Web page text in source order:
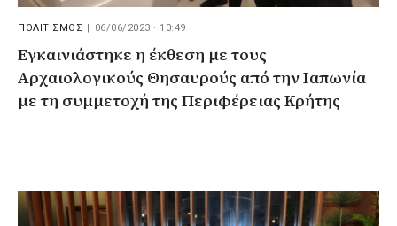
ΠΟΛΙΤΙΣΜΟΣ 06/06/2023 · 10:49
Εγκαινιάστηκε η έκθεση με τους
Αρχαιολογικούς Θησαυρούς από την Ιαπωνία
με τη συμμετοχή της Περιφέρειας Κρήτης